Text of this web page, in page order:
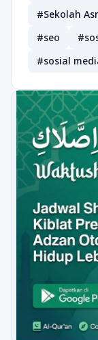
#Sekolah
#seo
#sosial